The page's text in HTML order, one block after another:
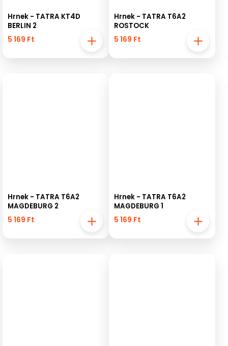
Hrnek - TATRA KT4D
BERLIN 2
5 169 Ft
Hrnek - TATRA T6A2
ROSTOCK
5 169 Ft
Hrnek - TATRA T6A2
MAGDEBURG 2
5 169 Ft
Hrnek - TATRA T6A2
MAGDEBURG 1
5 169 Ft